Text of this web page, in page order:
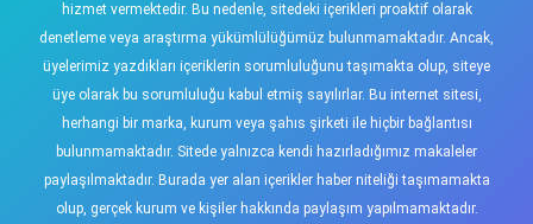
hizmet vermektedir. Bu nedenle, sitedeki içerikleri proaktif olarak
denetleme veya araştırma yükümlülüğümüz bulunmamaktadır. Ancak,
üyelerimiz yazdıkları içeriklerin sorumluluğunu taşımakta olup, siteye
üye olarak bu sorumluluğu kabul etmiş sayılırlar. Bu internet sitesi,
herhangi bir marka, kurum veya şahıs şirketi ile hiçbir bağlantısı
bulunmamaktadır. Sitede yalnızca kendi hazırladığımız makaleler
paylaşılmaktadır. Burada yer alan içerikler haber niteliği taşımamakta
olup, gerçek kurum ve kişiler hakkında paylaşım yapılmamaktadır.